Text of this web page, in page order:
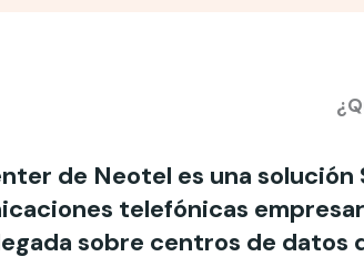
de Neotel es una solución
telefónicas
sobre centros de datos